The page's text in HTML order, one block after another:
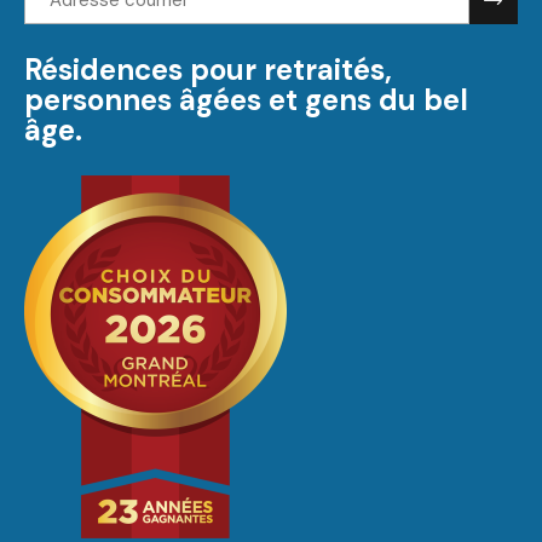
courriel:
Résidences pour retraités,
personnes âgées et gens du bel
âge.